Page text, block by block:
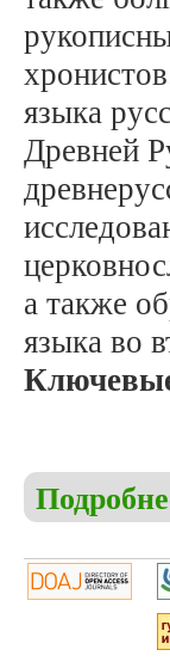
языка
Древней
а также
языка во